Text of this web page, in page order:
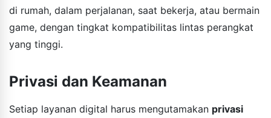
di rumah, dalam perjalanan, saat bekerja, atau bermain
game, dengan tingkat kompatibilitas lintas perangkat
yang tinggi.
Privasi dan Keamanan
Setiap layanan digital harus mengutamakan privasi